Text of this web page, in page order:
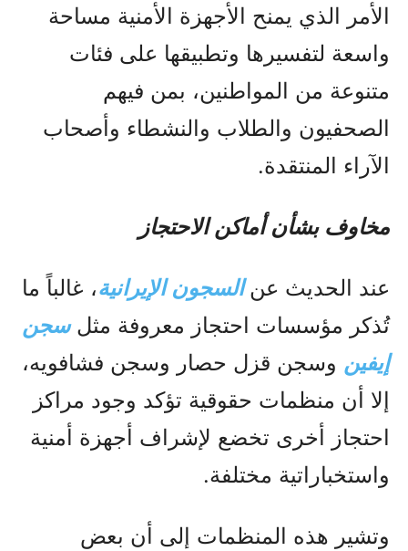
الأمر الذي يمنح الأجهزة الأمنية مساحة
واسعة لتفسيرها وتطبيقها على فئات
متنوعة من المواطنين، بمن فيهم
الصحفيون والطلاب والنشطاء وأصحاب
الآراء المنتقدة.
مخاوف بشأن أماكن الاحتجاز
عند الحديث عنالسجون الإيرانية، غالباً ما
تُذكر مؤسسات احتجاز معروفة مثلسجن
إيفين وسجن قزل حصار وسجن فشافويه،
إلا أن منظمات حقوقية تؤكد وجود مراكز
احتجاز أخرى تخضع لإشراف أجهزة أمنية
واستخباراتية مختلفة.
وتشير هذه المنظمات إلى أن بعض